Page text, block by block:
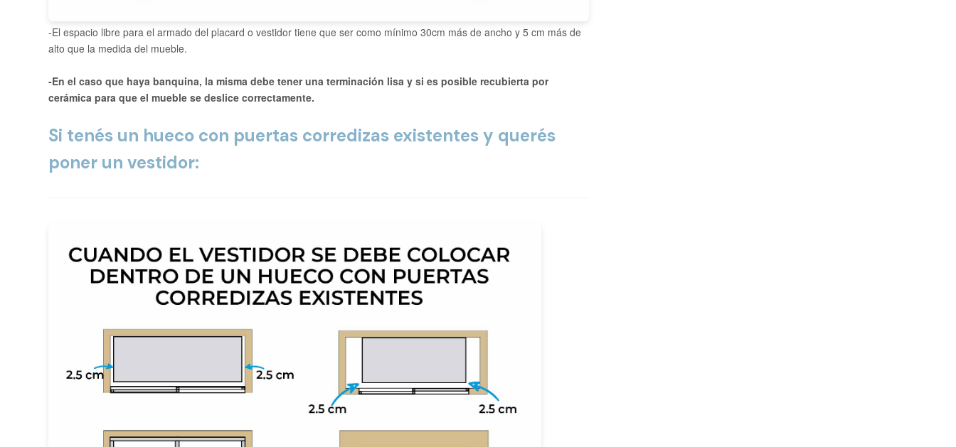
-El espacio libre para el armado del placard o vestidor tiene que ser como mínimo 30cm más de ancho y 5 cm más de
alto que la medida del mueble.
-En el caso que haya banquina, la misma debe tener una terminación lisa y si es posible recubierta por
cerámica para que el mueble se deslice correctamente.
Si tenés un hueco con puertas corredizas existentes y querés
poner un vestidor: